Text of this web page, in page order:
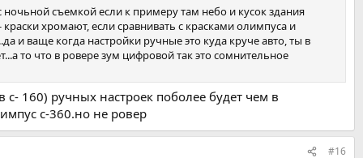
съемкой если к примеру там небо и кусок здания
хромают, если сравнивать с красками олимпуса и
и ваще когда настройки ручные это куда круче авто, ты в
то что в ровере зум цифровой так это сомнительное
160) ручных настроек поболее будет чем в
с-360.но не ровер
#16